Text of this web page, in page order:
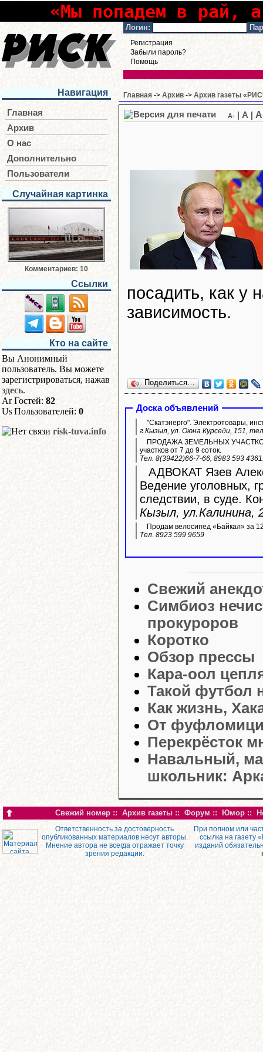
«Мы попадем в рай,
Логин:
Регистрация
Забыли пароль?
Помощь
Навигация
Главная
Архив
О нас
Дополнительно
Пользователи
Случайная картинка
Комментариев: 10
Ссылки
Кто на сайте
Вы Анонимный
пользователь. Вы можете
зарегистрироваться, нажав
здесь.
Гостей: 82
Пользователей: 0
risk-tuva.info
Главная -> Архив -> Архив газеты
A- A
посадить, как у
зависимость.
Поделиться…
Доска объявлений
"Скатэнерго". Электротовары,
г.Кызыл, ул. Оюна Курседи, 151,
ПРОДАЖА ЗЕМЕЛЬНЫХ УЧАСТКОВ
участков от 7 до 9 соток.
Тел. 8(39422)66-7-66, 8983 593
АДВОКАТ Язев
Ведение уголовных,
следствии, в суде.
Кызыл, ул.Калинина,
Продам велосипед «Байкал» за
Тел. 8923 599 9659
Свежий
Симбиоз
прокуроров
Коротко
Обзор прессы
Кара-оол
Такой футбол
Как жизнь,
От
Перекрёсток
Навальный,
школьник:
Свежий номер :: Архив газеты :: Форум :: Юмор ::
Ответственность за достоверность
опубликованных материалов несут авторы.
Мнение автора не всегда отражает точку
зрения редакции.
При полном или
ссылка на газету
изданий